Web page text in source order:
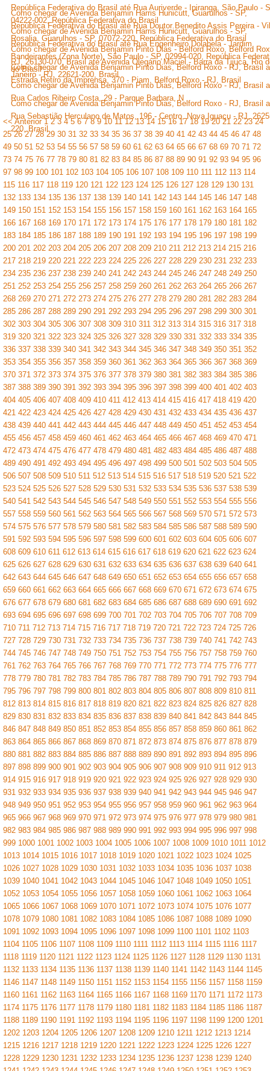
República Federativa do Brasil até Rua Auriverde - Ipiranga, São Paulo -
04222-002, República Federativa do Brasil
Como chegar de Avenida Benjamin Harris Hunicutt, Guarulhos - SP,
República Federativa do Brasil até Rua Doutor Benedito Assis Pereira -
Rosalia, Guarulhos - SP, 07072-220, República Federativa do Brasil
Como chegar de Avenida Benjamin Harris Hunicutt, Guarulhos - SP,
República Federativa do Brasil até Rua Engenheiro Dolabela - Jardim
Bandeirantes (Zona Norte), São Paulo - SP, 02994-020, República
do Brasil
Como chegar de Avenida Benjamin Pinto Dias - Belford Roxo, Belford
RJ, 26130-070, Brasil até Avenida Olegário Maciel - Barra da Tijuca, Rio
Janeiro - RJ, 22621-200, Brasil
Como chegar de Avenida Benjamin Pinto Dias, Belford Roxo - RJ, Brasil
Estrada Retiro da Imprensa, 370 - Piam, Belford Roxo - RJ, Brasil
Como chegar de Avenida Benjamin Pinto Dias, Belford Roxo - RJ, Brasil
Rua Carlos Ribeiro Costa, 29 - Parque Barbara, N
Como chegar de Avenida Benjamin Pinto Dias, Belford Roxo - RJ, Brasil
Rua Sebastião Herculano de Matos, 196 - Centro, Nova Iguaçu - RJ,
220, Brasil
<< Anterior 1 2 3 4 5 6 7 8 9 10 11 12 13 14 15 16 17 18 19 20 21 22 23 24
25 26 27 28 29 30 31 32 33 34 35 36 37 38 39 40 41 42 43 44 45 46 47 48
49 50 51 52 53 54 55 56 57 58 59 60 61 62 63 64 65 66 67 68 69 70 71 72
73 74 75 76 77 78 79 80 81 82 83 84 85 86 87 88 89 90 91 92 93 94 95 96
97 98 99 100 101 102 103 104 105 106 107 108 109 110 111 112 113 114
115 116 117 118 119 120 121 122 123 124 125 126 127 128 129 130 131
132 133 134 135 136 137 138 139 140 141 142 143 144 145 146 147 148
149 150 151 152 153 154 155 156 157 158 159 160 161 162 163 164 165
166 167 168 169 170 171 172 173 174 175 176 177 178 179 180 181 182
183 184 185 186 187 188 189 190 191 192 193 194 195 196 197 198 199
200 201 202 203 204 205 206 207 208 209 210 211 212 213 214 215 216
217 218 219 220 221 222 223 224 225 226 227 228 229 230 231 232 233
234 235 236 237 238 239 240 241 242 243 244 245 246 247 248 249 250
251 252 253 254 255 256 257 258 259 260 261 262 263 264 265 266 267
268 269 270 271 272 273 274 275 276 277 278 279 280 281 282 283 284
285 286 287 288 289 290 291 292 293 294 295 296 297 298 299 300 301
302 303 304 305 306 307 308 309 310 311 312 313 314 315 316 317 318
319 320 321 322 323 324 325 326 327 328 329 330 331 332 333 334 335
336 337 338 339 340 341 342 343 344 345 346 347 348 349 350 351 352
353 354 355 356 357 358 359 360 361 362 363 364 365 366 367 368 369
370 371 372 373 374 375 376 377 378 379 380 381 382 383 384 385 386
387 388 389 390 391 392 393 394 395 396 397 398 399 400 401 402 403
404 405 406 407 408 409 410 411 412 413 414 415 416 417 418 419 420
421 422 423 424 425 426 427 428 429 430 431 432 433 434 435 436 437
438 439 440 441 442 443 444 445 446 447 448 449 450 451 452 453 454
455 456 457 458 459 460 461 462 463 464 465 466 467 468 469 470 471
472 473 474 475 476 477 478 479 480 481 482 483 484 485 486 487 488
489 490 491 492 493 494 495 496 497 498 499 500 501 502 503 504 505
506 507 508 509 510 511 512 513 514 515 516 517 518 519 520 521 522
523 524 525 526 527 528 529 530 531 532 533 534 535 536 537 538 539
540 541 542 543 544 545 546 547 548 549 550 551 552 553 554 555 556
557 558 559 560 561 562 563 564 565 566 567 568 569 570 571 572 573
574 575 576 577 578 579 580 581 582 583 584 585 586 587 588 589 590
591 592 593 594 595 596 597 598 599 600 601 602 603 604 605 606 607
608 609 610 611 612 613 614 615 616 617 618 619 620 621 622 623 624
625 626 627 628 629 630 631 632 633 634 635 636 637 638 639 640 641
642 643 644 645 646 647 648 649 650 651 652 653 654 655 656 657 658
659 660 661 662 663 664 665 666 667 668 669 670 671 672 673 674 675
676 677 678 679 680 681 682 683 684 685 686 687 688 689 690 691 692
693 694 695 696 697 698 699 700 701 702 703 704 705 706 707 708 709
710 711 712 713 714 715 716 717 718 719 720 721 722 723 724 725 726
727 728 729 730 731 732 733 734 735 736 737 738 739 740 741 742 743
744 745 746 747 748 749 750 751 752 753 754 755 756 757 758 759 760
761 762 763 764 765 766 767 768 769 770 771 772 773 774 775 776 777
778 779 780 781 782 783 784 785 786 787 788 789 790 791 792 793 794
795 796 797 798 799 800 801 802 803 804 805 806 807 808 809 810 811
812 813 814 815 816 817 818 819 820 821 822 823 824 825 826 827 828
829 830 831 832 833 834 835 836 837 838 839 840 841 842 843 844 845
846 847 848 849 850 851 852 853 854 855 856 857 858 859 860 861 862
863 864 865 866 867 868 869 870 871 872 873 874 875 876 877 878 879
880 881 882 883 884 885 886 887 888 889 890 891 892 893 894 895 896
897 898 899 900 901 902 903 904 905 906 907 908 909 910 911 912 913
914 915 916 917 918 919 920 921 922 923 924 925 926 927 928 929 930
931 932 933 934 935 936 937 938 939 940 941 942 943 944 945 946 947
948 949 950 951 952 953 954 955 956 957 958 959 960 961 962 963 964
965 966 967 968 969 970 971 972 973 974 975 976 977 978 979 980 981
982 983 984 985 986 987 988 989 990 991 992 993 994 995 996 997 998
999 1000 1001 1002 1003 1004 1005 1006 1007 1008 1009 1010 1011 1012
1013 1014 1015 1016 1017 1018 1019 1020 1021 1022 1023 1024 1025
1026 1027 1028 1029 1030 1031 1032 1033 1034 1035 1036 1037 1038
1039 1040 1041 1042 1043 1044 1045 1046 1047 1048 1049 1050 1051
1052 1053 1054 1055 1056 1057 1058 1059 1060 1061 1062 1063 1064
1065 1066 1067 1068 1069 1070 1071 1072 1073 1074 1075 1076 1077
1078 1079 1080 1081 1082 1083 1084 1085 1086 1087 1088 1089 1090
1091 1092 1093 1094 1095 1096 1097 1098 1099 1100 1101 1102 1103
1104 1105 1106 1107 1108 1109 1110 1111 1112 1113 1114 1115 1116 1117
1118 1119 1120 1121 1122 1123 1124 1125 1126 1127 1128 1129 1130 1131
1132 1133 1134 1135 1136 1137 1138 1139 1140 1141 1142 1143 1144 1145
1146 1147 1148 1149 1150 1151 1152 1153 1154 1155 1156 1157 1158 1159
1160 1161 1162 1163 1164 1165 1166 1167 1168 1169 1170 1171 1172 1173
1174 1175 1176 1177 1178 1179 1180 1181 1182 1183 1184 1185 1186 1187
1188 1189 1190 1191 1192 1193 1194 1195 1196 1197 1198 1199 1200 1201
1202 1203 1204 1205 1206 1207 1208 1209 1210 1211 1212 1213 1214
1215 1216 1217 1218 1219 1220 1221 1222 1223 1224 1225 1226 1227
1228 1229 1230 1231 1232 1233 1234 1235 1236 1237 1238 1239 1240